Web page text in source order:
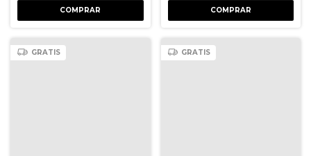
GRATIS GRATIS